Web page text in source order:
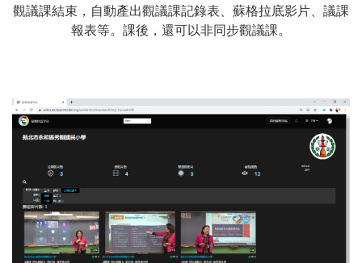
觀議課結束，自動產出觀議課記錄表、蘇格拉底影片、議課
報表等。課後，還可以非同步觀議課。